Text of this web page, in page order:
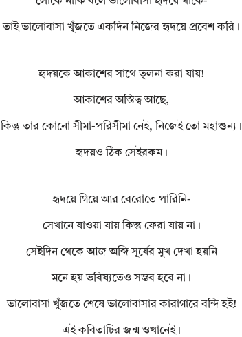
তাই ভালোবাসা খুঁজতে একদিন নিজের হৃদয়ে প্রবেশ করি।
হৃদয়কে আকাশের সাথে তুলনা করা যায়!
আকাশের অস্তিত্ব আছে,
কিন্তু তার কোনো সীমা-পরিসীমা নেই, নিজেই তো মহাশুন্য।
হৃদয়ও ঠিক সেইরকম।
হৃদয়ে গিয়ে আর বেরোতে পারিনি-
সেখানে যাওয়া যায় কিন্তু ফেরা যায় না।
সেইদিন থেকে আজ অব্দি সূর্যের মুখ দেখা হয়নি
মনে হয় ভবিষ্যতেও সম্ভব হবে না।
ভালোবাসা খুঁজতে শেষে ভালোবাসার কারাগারে বন্দি হই!
এই কবিতাটির জন্ম ওখানেই।